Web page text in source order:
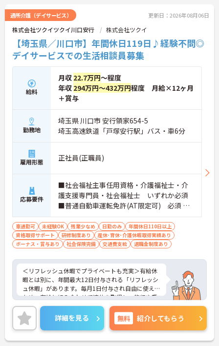
通所介護（デイサービス） 更新日：2026年08月06日
株式会社ツクイツクイ川口安行 株式会社ツクイ
【埼玉県／川口市】年間休日119日♪経験不問◎
デイサービスでの生活相談員募集
給料
月収 22.7万円～程度
年収 294万円～432万円程度 月給×12ヶ月
＋賞与
勤務地
埼玉県 川口市 安行領家654-5
埼玉高速鉄道「戸塚安行駅」バス・車6分
雇用形態 正社員(正職員)
応募要件
■社会福祉主事任用資格・介護福祉士・介
護支援専門員・社会福祉士 いずれか必須
■普通自動車運転免許(AT限定可) 必須 ■
経験：不問
車通勤可 未経験OK 残業少なめ 日勤のみ
年間休日110日以上
資格取得サポート
研修制度あり
産休･育休･介護休暇取得実績あり
ボーナス・賞与あり
社会保険完備 交通費支給 退職金制度あり
＜リフレッシュ休暇でプライベートも充実＞有給休
暇とは別に、年間最大12日付与される「リフレッシ
ュ休暇」があります。毎月1日付与され自由に使える
ため、有給と組み合わせて連休を取得し、旅行や趣
味を楽しむスタッフも多くいます。夜勤がなく日勤
のみの勤務なので、生活リズムも整えやすく、仕事
とプライベートのメリハリをつけて無理なく働けま
す。
＜将来を見据えた多彩なキャリアパスと待遇＞「介
詳細を見る 無料 紹介してもらう